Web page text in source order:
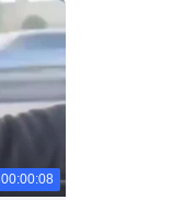
00:00:08